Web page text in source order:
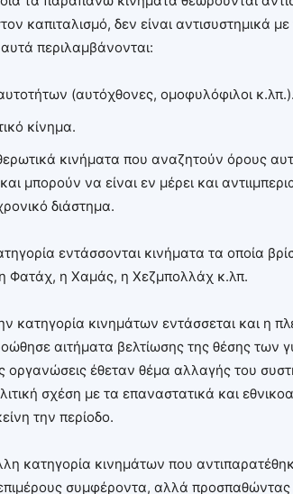
καπιταλισμό, δεν είναι αντισυστημικά
περιλαμβάνονται:
(αυτόχθονες, ομοφυλόφιλοι κ.λπ.).
κίνημα.
κινήματα που αναζητούν όρους
μπορούν να είναι εν μέρει και
διάστημα.
εντάσσονται κινήματα τα οποία
Φατάχ, η Χαμάς, η Χεζμπολλάχ κ.λπ.
κατηγορία κινημάτων εντάσσεται και η
αιτήματα βελτίωσης της θέσης των
οργανώσεις έθεταν θέμα αλλαγής του
σχέση με τα επαναστατικά και
την περίοδο.
κατηγορία κινημάτων που
συμφέροντα, αλλά προσπαθώντας